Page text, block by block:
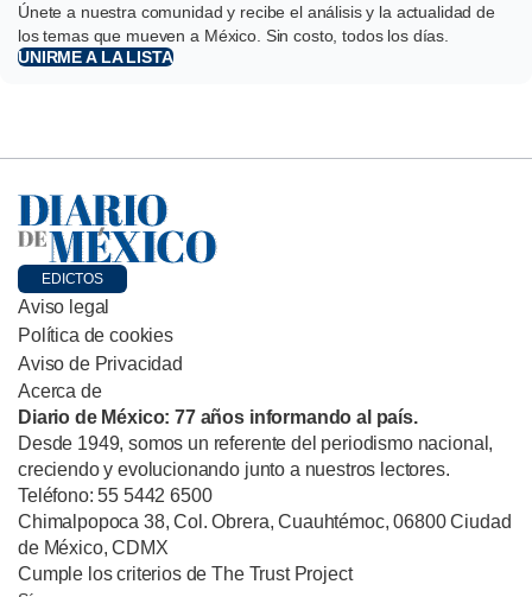
Únete a nuestra comunidad y recibe el análisis y la actualidad de
los temas que mueven a México. Sin costo, todos los días.
UNIRME A LA LISTA
EDICTOS
Aviso legal
Política de cookies
Aviso de Privacidad
Acerca de
Diario de México: 77 años informando al país.
Desde 1949, somos un referente del periodismo nacional,
creciendo y evolucionando junto a nuestros lectores.
Teléfono: 55 5442 6500
Chimalpopoca 38, Col. Obrera, Cuauhtémoc, 06800 Ciudad
de México, CDMX
Cumple los criterios de The Trust Project